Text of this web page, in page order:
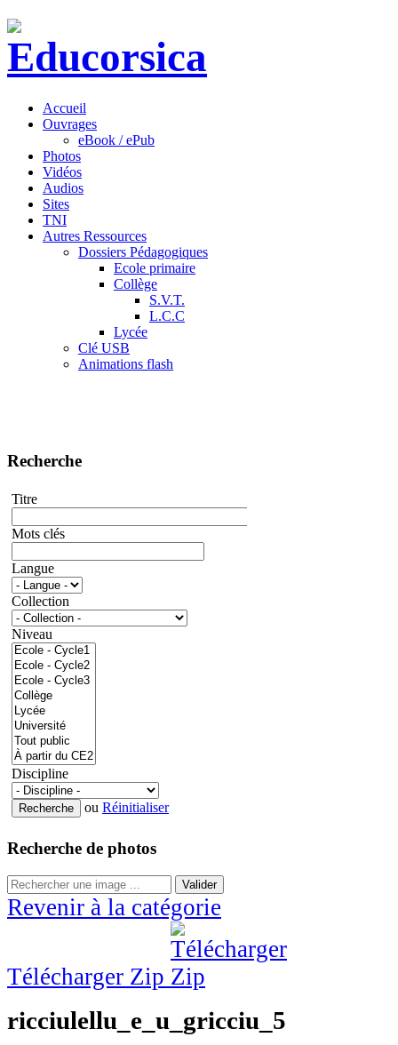
Accueil
Ouvrages
eBook / ePub
Photos
Vidéos
Audios
Sites
TNI
Autres Ressources
Dossiers Pédagogiques
Ecole primaire
Collège
S.V.T.
L.C.C
Lycée
Clé USB
Animations flash
Recherche
Titre
Mots clés
Langue
Collection
Niveau
Discipline
ou Réinitialiser
Recherche de photos
Valider
Revenir à la catégorie
Télécharger Zip
ricciulellu_e_u_gricciu_5